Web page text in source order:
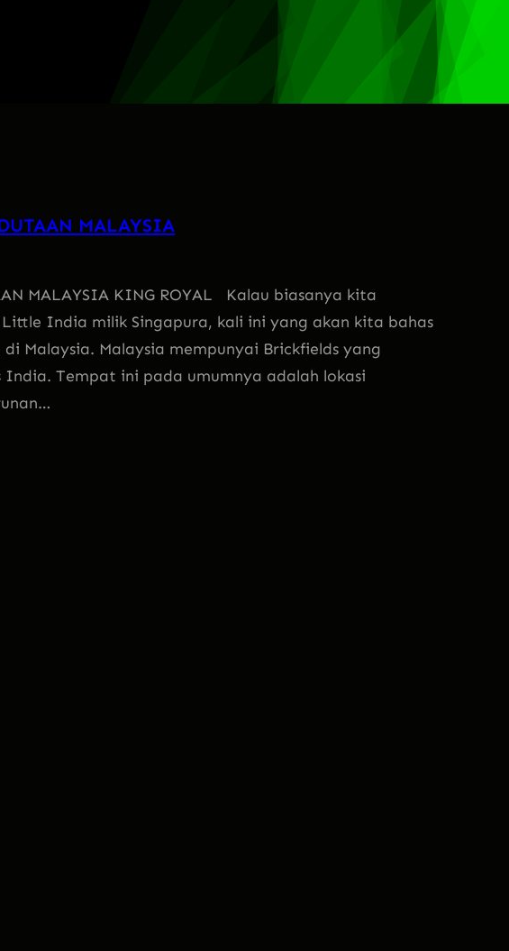
MALAYSIA
MALAYSIA KING ROYAL Kalau biasanya kita
India milik Singapura, kali ini yang akan kita bahas
Malaysia. Malaysia mempunyai Brickfields yang
India. Tempat ini pada umumnya adalah lokasi